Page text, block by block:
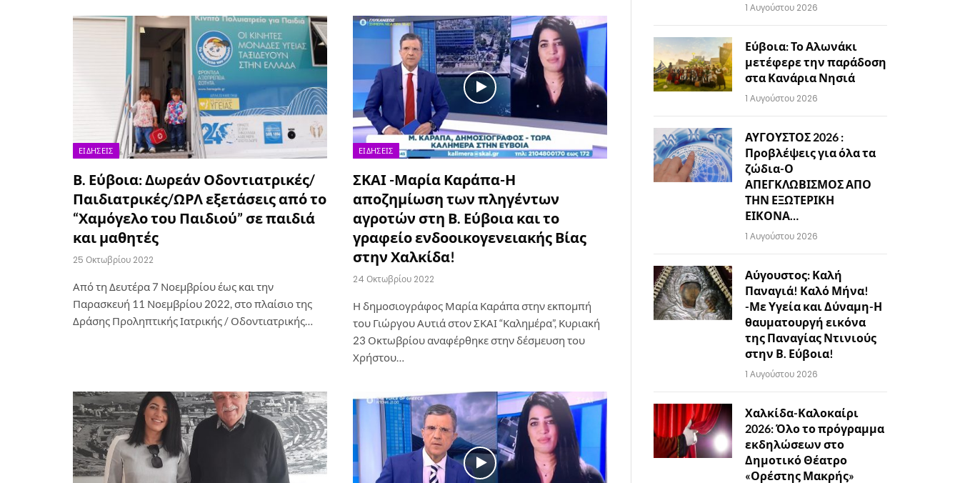
ΕΙΔΉΣΕΙΣ
Β. Εύβοια: Δωρεάν Οδοντιατρικές/
Παιδιατρικές/ΩΡΛ εξετάσεις από το
“Χαμόγελο του Παιδιού” σε παιδιά
και μαθητές
25 Οκτωβρίου 2022
Από τη Δευτέρα 7 Νοεμβρίου έως και την
Παρασκευή 11 Νοεμβρίου 2022, στο πλαίσιο της
Δράσης Προληπτικής Ιατρικής / Οδοντιατρικής…
ΕΙΔΉΣΕΙΣ
ΣΚΑΙ -Μαρία Καράπα-Η
αποζημίωση των πληγέντων
αγροτών στη Β. Εύβοια και το
γραφείο ενδοοικογενειακής Βίας
στην Χαλκίδα!
24 Οκτωβρίου 2022
Η δημοσιογράφος Μαρία Καράπα στην εκπομπή
του Γιώργου Αυτιά στον ΣΚΑΙ “Καλημέρα”, Κυριακή
23 Οκτωβρίου αναφέρθηκε στην δέσμευση του
Χρήστου…
1 Αυγούστου 2026
Εύβοια: Το Αλωνάκι
μετέφερε την παράδοση
στα Κανάρια Νησιά
1 Αυγούστου 2026
ΑΥΓΟΥΣΤΟΣ 2026 :
Προβλέψεις για όλα τα
ζώδια-Ο
ΑΠΕΓΚΛΩΒΙΣΜΟΣ ΑΠΟ
ΤΗΝ ΕΞΩΤΕΡΙΚΗ
ΕΙΚΟΝΑ…
1 Αυγούστου 2026
Αύγουστος: Καλή
Παναγιά! Καλό Μήνα!
-Με Υγεία και Δύναμη-Η
θαυματουργή εικόνα
της Παναγίας Ντινιούς
στην Β. Εύβοια!
1 Αυγούστου 2026
Χαλκίδα-Καλοκαίρι
2026: Όλο το πρόγραμμα
εκδηλώσεων στο
Δημοτικό Θέατρο
«Ορέστης Μακρής»